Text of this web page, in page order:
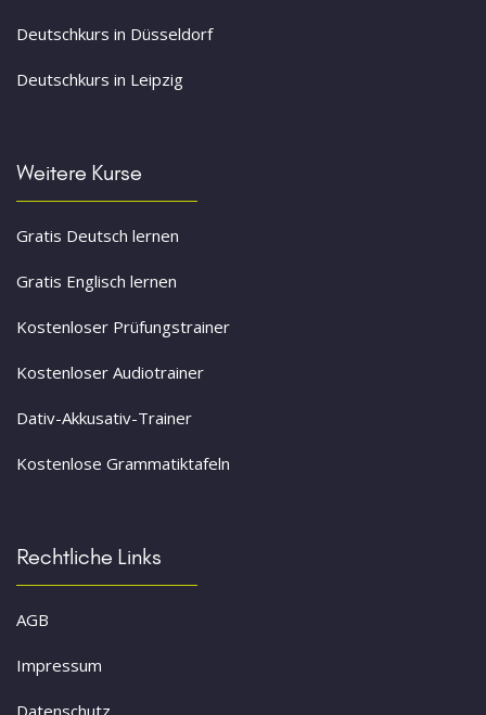
Deutschkurs in Düsseldorf
Deutschkurs in Leipzig
Weitere Kurse
Gratis Deutsch lernen
Gratis Englisch lernen
Kostenloser Prüfungstrainer
Kostenloser Audiotrainer
Dativ-Akkusativ-Trainer
Kostenlose Grammatiktafeln
Rechtliche Links
AGB
Impressum
Datenschutz